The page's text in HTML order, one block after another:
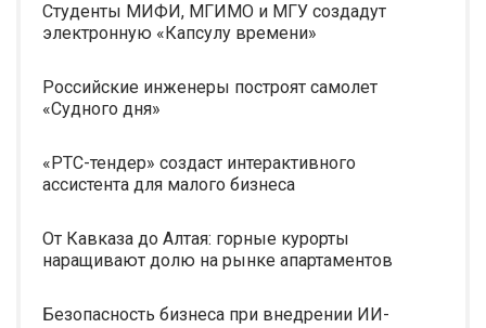
Студенты МИФИ, МГИМО и МГУ создадут
электронную «Капсулу времени»
Российские инженеры построят самолет
«Судного дня»
«РТС-тендер» создаст интерактивного
ассистента для малого бизнеса
От Кавказа до Алтая: горные курорты
наращивают долю на рынке апартаментов
Безопасность бизнеса при внедрении ИИ-